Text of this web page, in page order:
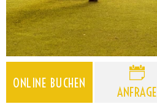
ONLINE BUCHEN
ANFRAGE